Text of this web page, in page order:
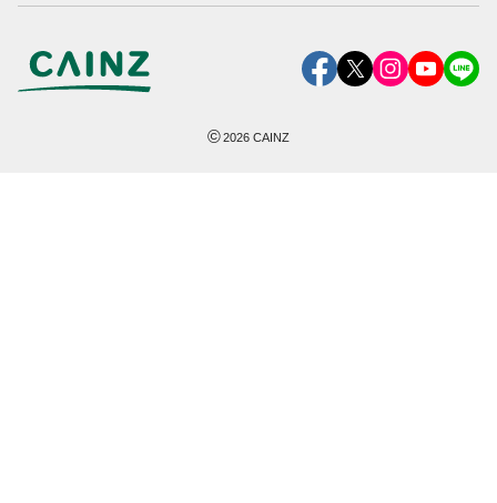
©2026 CAINZ